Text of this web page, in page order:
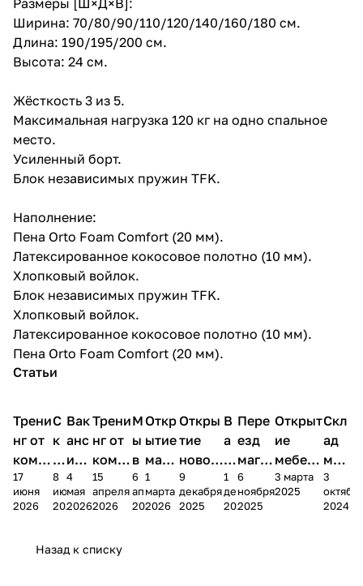
Ширина: 70/80/90/110/120/140/160/180 см.
Длина: 190/195/200 см.
Высота: 24 см.
Жёсткость 3 из 5.
Максимальная нагрузка 120 кг на одно спальное
место.
Усиленный борт.
Блок независимых пружин TFK.
Наполнение:
Пена Orto Foam Comfort (20 мм).
Латексированное кокосовое полотно (10 мм).
Хлопковый войлок.
Блок независимых пружин TFK.
Хлопковый войлок.
Латексированное кокосовое полотно (10 мм).
Пена Orto Foam Comfort (20 мм).
Статьи
Трени
нг от
комп
ании
Мело
17
июня
2026
С
к
и
д
к
2
8
июня
2026
Вак
анс
ия в
Чеб
окс
4
мая
2026
Трени
нг от
комп
ании
Мело
15
апреля
2026
М
ы
в
М
А
6
апреля
2026
Откр
ытие
мага
зина
в
1
марта
2026
Откры
тие
новог
о
магаз
9
декабря
2025
В
а
к
а
н
1
декабря
2025
Пере
езд
магаз
ина в
г.
6
ноября
2025
Открыт
ие
мебель
ного
салона
3 марта
2025
Скл
ад
меб
ели
пер
3
2024
Назад к списку